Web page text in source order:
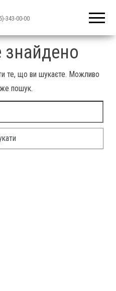
343-00-00
знайдено
те, що ви шукаєте. Можливо
пошук.